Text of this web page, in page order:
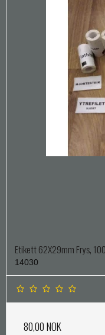
Etikett 62X29mm Frys,
14030
80,00 NOK